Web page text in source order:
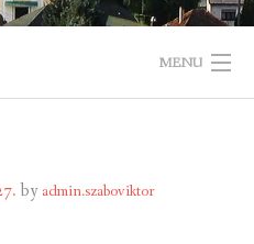
MENU
by admin.szaboviktor